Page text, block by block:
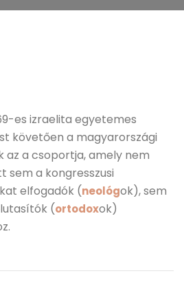
es izraelita egyetemes
követően a magyarországi
az a csoportja, amely nem
sem a kongresszusi
elfogadók (neológok), sem
(ortodoxok)